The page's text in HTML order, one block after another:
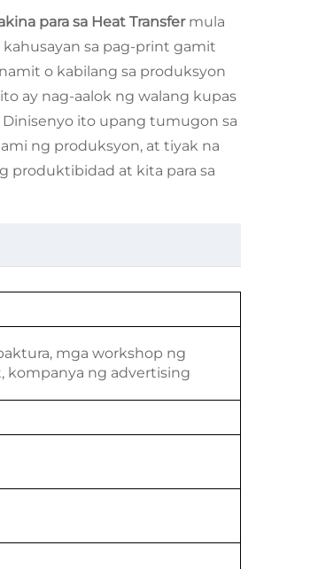
para sa Heat Transfer mula
sa pag-print gamit
o kabilang sa produksyon
ay nag-aalok ng walang kupas
ito upang tumugon sa
ng produksyon, at tiyak na
produktibidad at kita para sa
mga workshop ng
kompanya ng advertising